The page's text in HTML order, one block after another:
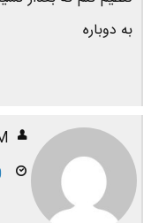
به دوباره